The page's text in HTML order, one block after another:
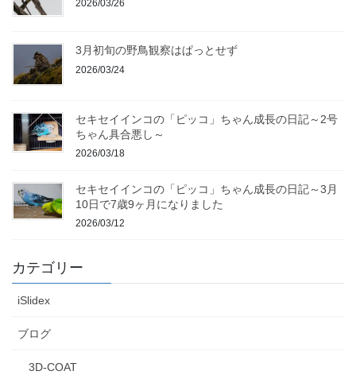
2026/03/26
3月初旬の野鳥観察はぱっとせず
2026/03/24
セキセイインコの「ピッコ」ちゃん成長の日記～2号
ちゃん具合悪し～
2026/03/18
セキセイインコの「ピッコ」ちゃん成長の日記～3月
10日で7歳9ヶ月になりました
2026/03/12
カテゴリー
iSlidex
ブログ
3D-COAT